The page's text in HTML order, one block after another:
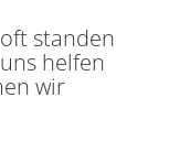
standen
helfen
wir